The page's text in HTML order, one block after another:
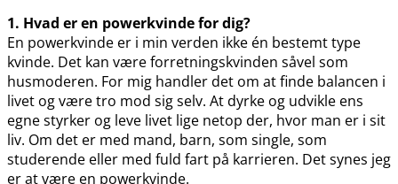
1. Hvad er en powerkvinde for dig?
En powerkvinde er i min verden ikke én bestemt type
kvinde. Det kan være forretningskvinden såvel som
husmoderen. For mig handler det om at finde balancen i
livet og være tro mod sig selv. At dyrke og udvikle ens
egne styrker og leve livet lige netop der, hvor man er i sit
liv. Om det er med mand, barn, som single, som
studerende eller med fuld fart på karrieren. Det synes jeg
er at være en powerkvinde.